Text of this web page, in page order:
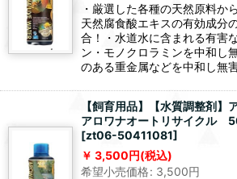
・厳選した各種の天然原料か
天然腐食酸エキスの有効成分
合！・水道水に含まれる有害
ン・モノクロラミンを中和し
のある重金属などを中和し無
【飼育用品】【水質調整剤
アロワナオートリサイクル
[zt06-50411081]
3,500円(税込)
希望小売価格: 3,500円